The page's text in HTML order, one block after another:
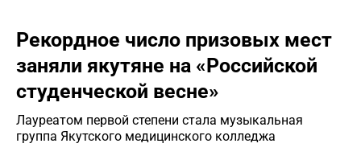
Рекордное число призовых мест
заняли якутяне на «Российской
студенческой весне»
Лауреатом первой степени стала музыкальная
группа Якутского медицинского колледжа